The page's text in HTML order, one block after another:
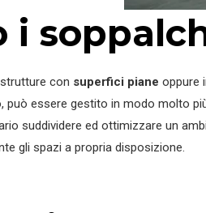
i
con superfici piane oppure
può essere gestito in modo molto
suddividere ed ottimizzare un
gli spazi a propria disposizione.